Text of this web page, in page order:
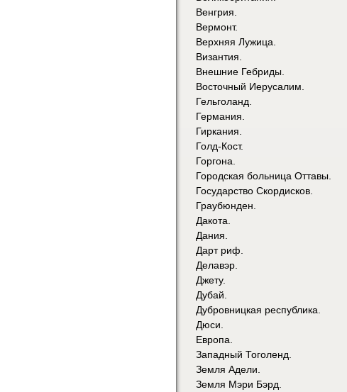
Венгрия.
Вермонт.
Верхняя Лужица.
Византия.
Внешние Гебриды.
Восточный Иерусалим.
Гельголанд.
Германия.
Гиркания.
Голд-Кост.
Горгона.
Городская больница Оттавы.
Государство Скордисков.
Граубюнден.
Дакота.
Дания.
Дарт риф.
Делавэр.
Джету.
Дубай.
Дубровницкая республика.
Дюси.
Европа.
Западный Тоголенд.
Земля Адели.
Земля Мэри Бэрд.